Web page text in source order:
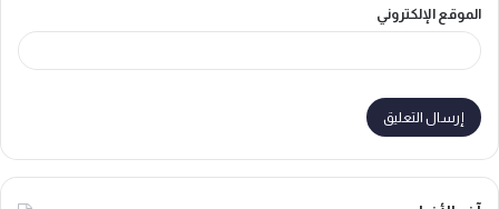
الموقع الإلكتروني